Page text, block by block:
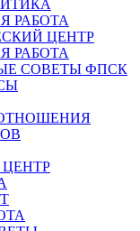
РАБОТА
ЦЕНТР
РАБОТА
СОВЕТЫ ФПСК